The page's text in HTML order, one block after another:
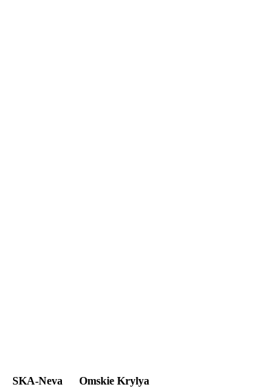
SKA-Neva
Omskie Krylya